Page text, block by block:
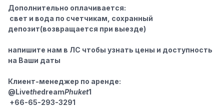
Дополнительно оплачивается:
️ свет и вода по счетчикам, сохранный
депозит(возвращается при выезде)
напишите нам в ЛС чтобы узнать цены и доступность
на Ваши даты
Клиент-менеджер по аренде:
@LivethedreamPhuket1
+66-65-293-3291